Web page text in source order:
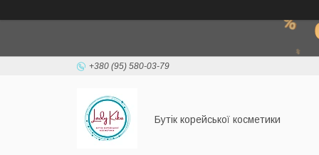
+380 (95) 580-03-79
Бутік корейської косметики